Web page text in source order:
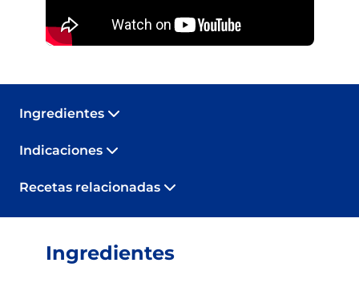
Ingredientes
Indicaciones
Recetas relacionadas
Ingredientes